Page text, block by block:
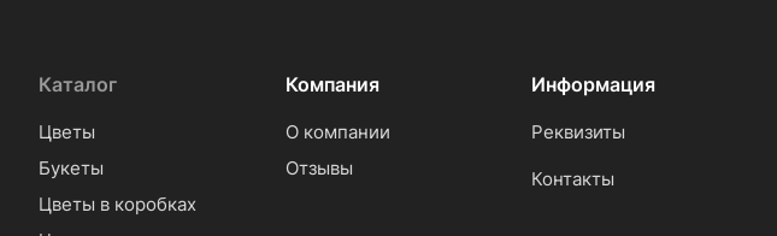
Каталог
Цветы
Букеты
Цветы в коробках
Компания
О компании
Отзывы
Информация
Реквизиты
Контакты